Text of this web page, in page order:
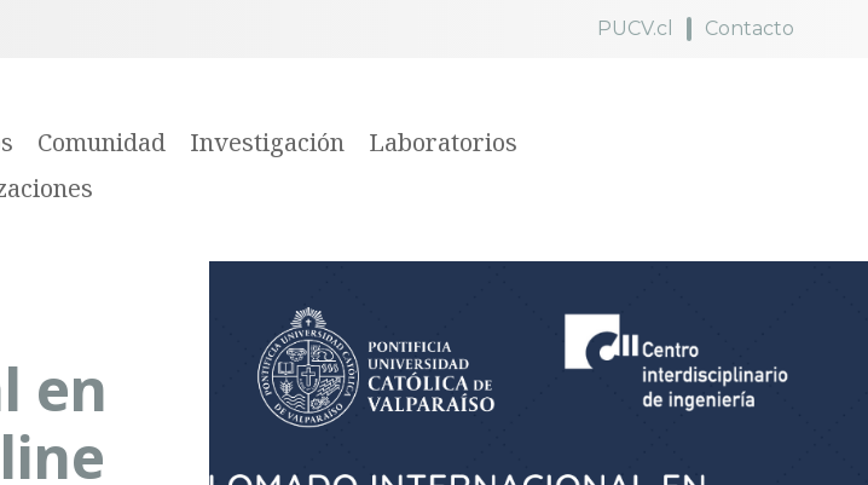
PUCV.cl Contacto
Comunidad Investigación
Laboratorios
en